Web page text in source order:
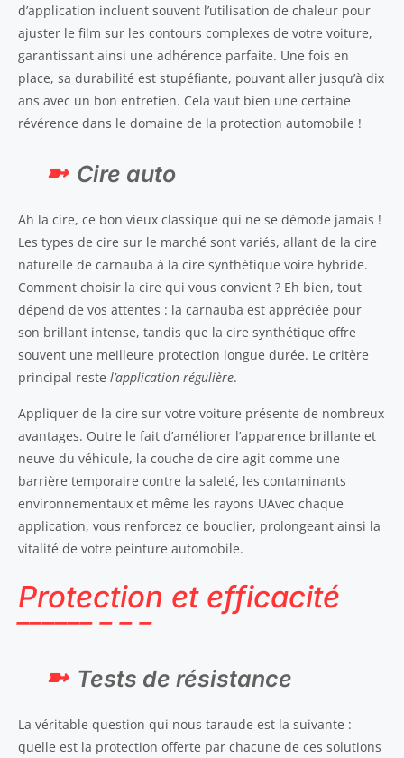
d’application incluent souvent l’utilisation de chaleur pour
ajuster le film sur les contours complexes de votre voiture,
garantissant ainsi une adhérence parfaite. Une fois en
place, sa durabilité est stupéfiante, pouvant aller jusqu’à dix
ans avec un bon entretien. Cela vaut bien une certaine
révérence dans le domaine de la protection automobile !
Cire auto
Ah la cire, ce bon vieux classique qui ne se démode jamais !
Les types de cire sur le marché sont variés, allant de la cire
naturelle de carnauba à la cire synthétique voire hybride.
Comment choisir la cire qui vous convient ? Eh bien, tout
dépend de vos attentes : la carnauba est appréciée pour
son brillant intense, tandis que la cire synthétique offre
souvent une meilleure protection longue durée. Le critère
principal reste l’application régulière.
Appliquer de la cire sur votre voiture présente de nombreux
avantages. Outre le fait d’améliorer l’apparence brillante et
neuve du véhicule, la couche de cire agit comme une
barrière temporaire contre la saleté, les contaminants
environnementaux et même les rayons UAvec chaque
application, vous renforcez ce bouclier, prolongeant ainsi la
vitalité de votre peinture automobile.
Protection et efficacité
Tests de résistance
La véritable question qui nous taraude est la suivante :
quelle est la protection offerte par chacune de ces solutions